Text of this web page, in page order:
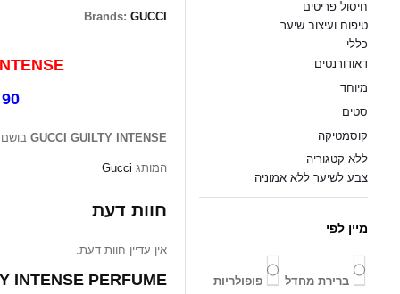
Brands: GUCCI
GUCCI GUILTY INTENSE
המותג Gucci
חוות דעת
אין עדיין חוות דעת.
PERFUME /...”
חיסול פריטים
טיפוח ועיצוב שיער
כללי
דאודורנטים
מיוחד
סטים
קוסמטיקה
ללא קטגוריה
צבע לשיער ללא אמוניה
מיין לפי
ברירת מחדל פופולריות